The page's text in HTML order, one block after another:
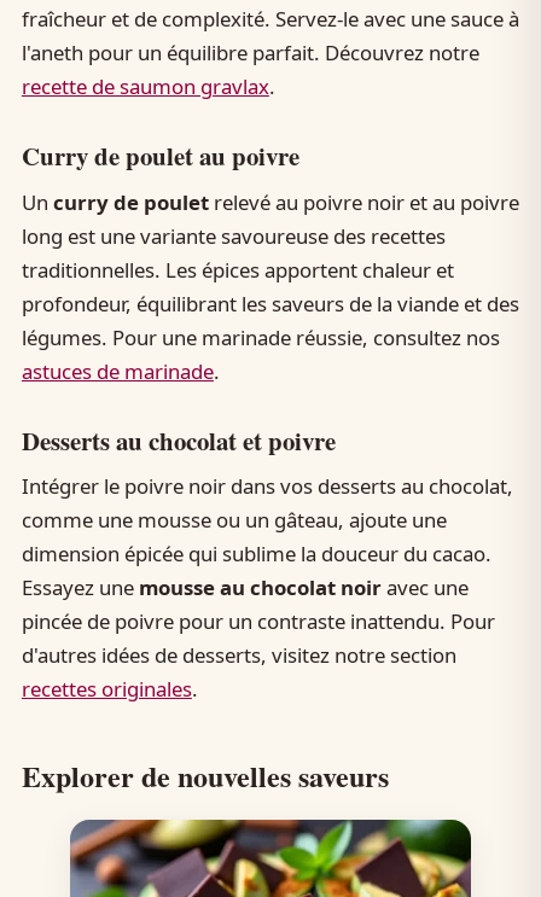
fraîcheur et de complexité. Servez-le avec une sauce à
l'aneth pour un équilibre parfait. Découvrez notre
recette de saumon gravlax.
Curry de poulet au poivre
Un curry de pouletrelevé au poivre noir et au poivre
long est une variante savoureuse des recettes
traditionnelles. Les épices apportent chaleur et
profondeur, équilibrant les saveurs de la viande et des
légumes. Pour une marinade réussie, consultez nos
astuces de marinade.
Desserts au chocolat et poivre
Intégrer le poivre noir dans vos desserts au chocolat,
comme une mousse ou un gâteau, ajoute une
dimension épicée qui sublime la douceur du cacao.
Essayez une mousse au chocolat noiravec une
pincée de poivre pour un contraste inattendu. Pour
d'autres idées de desserts, visitez notre section
recettes originales.
Explorer de nouvelles saveurs